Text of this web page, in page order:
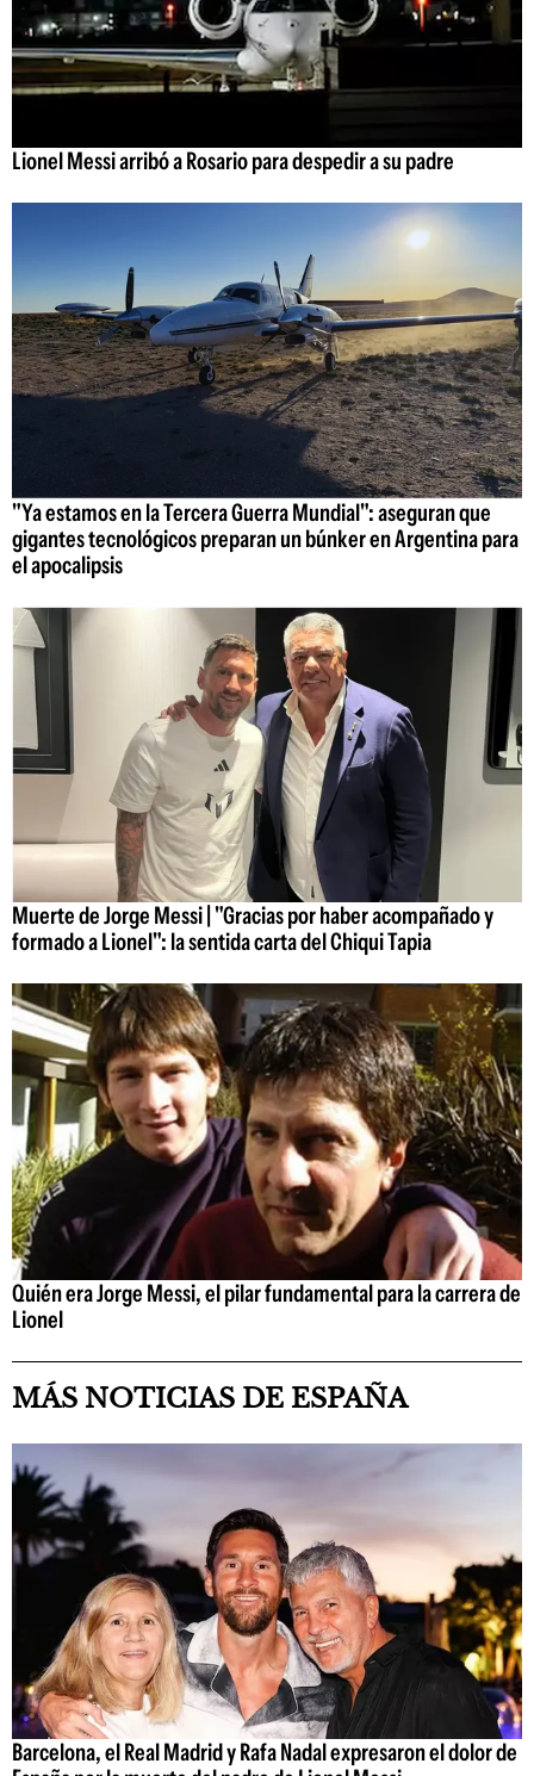
Lionel Messi arribó a Rosario para despedir a su padre
"Ya estamos en la Tercera Guerra Mundial": aseguran que
gigantes tecnológicos preparan un búnker en Argentina para
el apocalipsis
Muerte de Jorge Messi | "Gracias por haber acompañado y
formado a Lionel": la sentida carta del Chiqui Tapia
Quién era Jorge Messi, el pilar fundamental para la carrera de
Lionel
MÁS NOTICIAS DE ESPAÑA
Barcelona, el Real Madrid y Rafa Nadal expresaron el dolor de